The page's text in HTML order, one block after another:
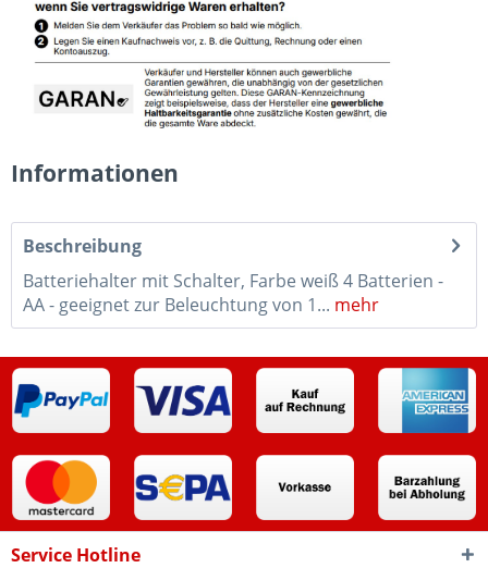
Informationen
Beschreibung
Batteriehalter mit Schalter, Farbe weiß 4 Batterien -
AA - geeignet zur Beleuchtung von 1... mehr
Service Hotline